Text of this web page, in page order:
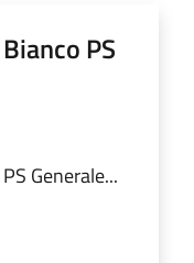
PS
Generale...